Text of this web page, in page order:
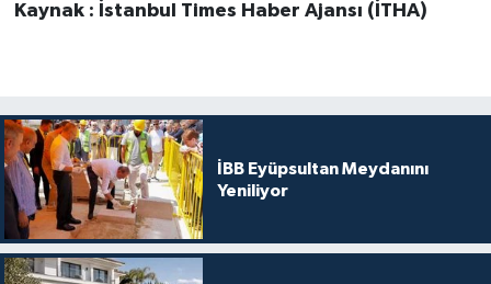
Kaynak : İstanbul Times Haber Ajansı (İTHA)
İBB Eyüpsultan Meydanını
Yeniliyor